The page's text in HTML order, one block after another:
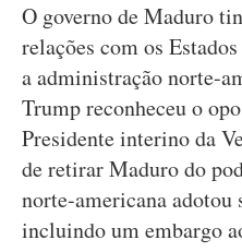
O governo de Maduro
relações com os
a administração norte-
Trump reconheceu o
Presidente interino da
de retirar Maduro do
norte-americana adotou
incluindo um embargo